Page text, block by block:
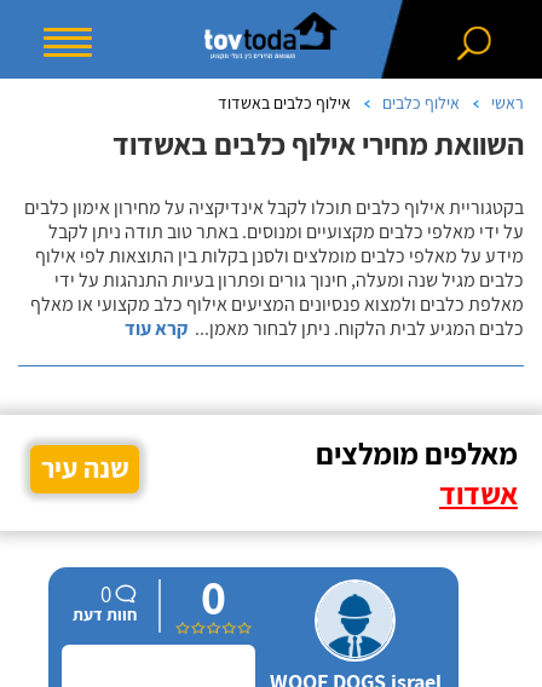
ראשי אילוף כלבים אילוף כלבים באשדוד
השוואת מחירי אילוף כלבים באשדוד
בקטגוריית אילוף כלבים תוכלו לקבל אינדיקציה על מחירון אימון כלבים
על ידי מאלפי כלבים מקצועיים ומנוסים. באתר טוב תודה ניתן לקבל
מידע על מאלפי כלבים מומלצים ולסנן בקלות בין התוצאות לפי אילוף
כלבים מגיל שנה ומעלה, חינוך גורים ופתרון בעיות התנהגות על ידי
מאלפת כלבים ולמצוא פנסיונים המציעים אילוף כלב מקצועי או מאלף
כלבים המגיע לבית הלקוח. ניתן לבחור מאמן... קרא עוד
מאלפים מומלצים
אשדוד
שנה עיר
0
0
חוות דעת